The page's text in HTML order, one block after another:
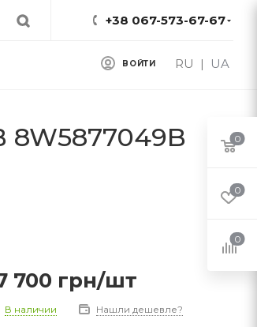
+38 067-573-67-67
RU | UA
ВОЙТИ
8W5877049B
700 грн/шт
В наличии Нашли дешевле?
0
0
0